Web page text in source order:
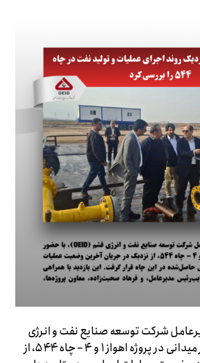
شرکت توسعه صنایع نفت و انرژی
قشم (OEID)، با حضور میدانی در پروژه اهواز ۱ و ۴ – چاه ۵۴۴، از